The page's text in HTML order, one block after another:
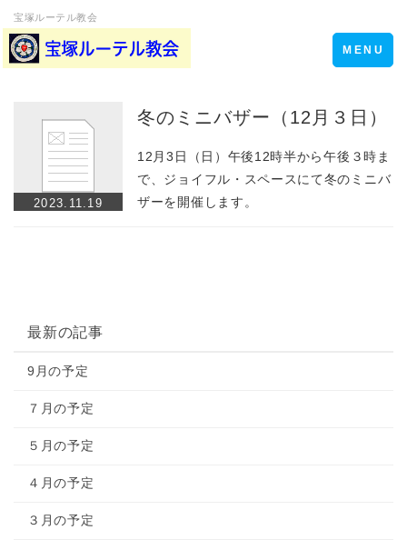
宝塚ルーテル教会
Toggle
navigation
MENU
2023.11.19
冬のミニバザー（12月３日）
12月3日（日）午後12時半から午後３時ま
で、ジョイフル・スペースにて冬のミニバ
ザーを開催します。
最新の記事
9月の予定
７月の予定
５月の予定
４月の予定
３月の予定